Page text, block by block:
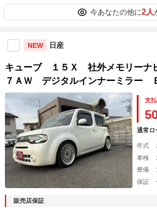
今あなたの他に2人
NEW 日産
キューブ １５Ｘ 社外メモリー
７ＡＷ デジタルインナーミラー
グストップ 横滑り防止装置 スマ
支
通常ロ
年式
車検
整備
保証
販売店保証